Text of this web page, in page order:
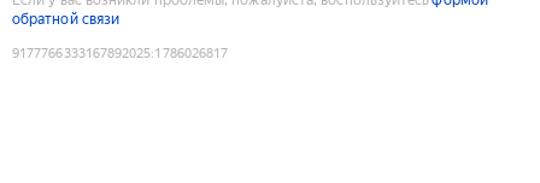
обратной связи
9177766333167892025:1786026817